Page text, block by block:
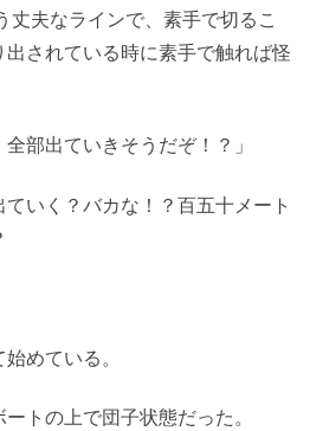
丈夫なラインで、素手で切るこ
されている時に素手で触れば怪
部出ていきそうだぞ！？」
いく？バカな！？百五十メート
めている。
トの上で団子状態だった。